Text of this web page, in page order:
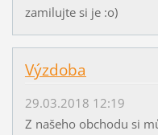
zamilujte si je :o)
Výzdoba
29.03.2018 12:19
Z našeho obchodu si